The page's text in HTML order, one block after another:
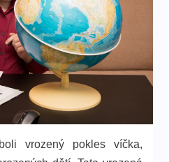
vrozený pokles víčka,